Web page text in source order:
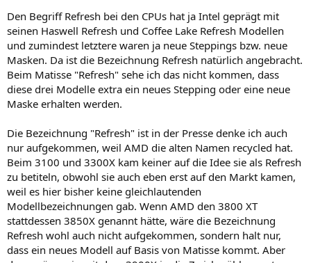
Den Begriff Refresh bei den CPUs hat ja Intel geprägt mit
seinen Haswell Refresh und Coffee Lake Refresh Modellen
und zumindest letztere waren ja neue Steppings bzw. neue
Masken. Da ist die Bezeichnung Refresh natürlich angebracht.
Beim Matisse "Refresh" sehe ich das nicht kommen, dass
diese drei Modelle extra ein neues Stepping oder eine neue
Maske erhalten werden.
Die Bezeichnung "Refresh" ist in der Presse denke ich auch
nur aufgekommen, weil AMD die alten Namen recycled hat.
Beim 3100 und 3300X kam keiner auf die Idee sie als Refresh
zu betiteln, obwohl sie auch eben erst auf den Markt kamen,
weil es hier bisher keine gleichlautenden
Modellbezeichnungen gab. Wenn AMD den 3800 XT
stattdessen 3850X genannt hätte, wäre die Bezeichnung
Refresh wohl auch nicht aufgekommen, sondern halt nur,
dass ein neues Modell auf Basis von Matisse kommt. Aber